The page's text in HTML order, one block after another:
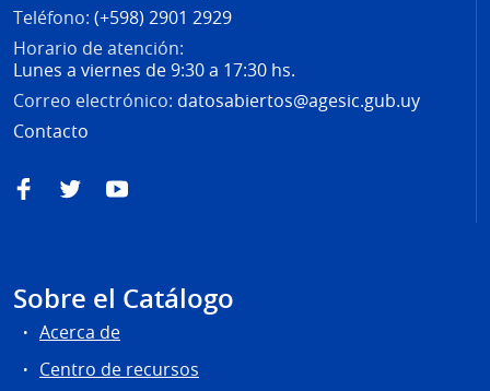
Teléfono: (+598) 2901 2929
Horario de atención:
Lunes a viernes de 9:30 a 17:30 hs.
Correo electrónico: datosabiertos@agesic.gub.uy
Contacto
FacebookTwitterYouTube
Sobre el Catálogo
Acerca de
Centro de recursos